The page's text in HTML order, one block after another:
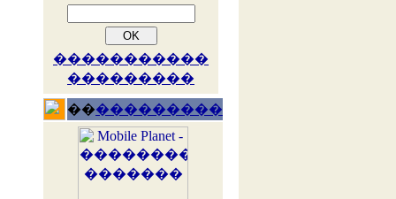
�����������
���������
�����������